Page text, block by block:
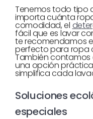
Tenemos todo tipo
importa cuánta
comodidad, el
fácil que es lavar
te recomendamos
perfecto para ropa
También
una opción
simplifica cada
Soluciones
especiales